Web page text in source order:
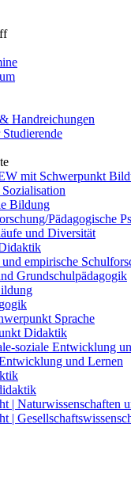
Handreichungen
mit Schwerpunkt
Bildung
Pädagogische
und Diversität
empirische
Grundschulpädagogik
Sprache
Didaktik
soziale Entwicklung
und Lernen
| Naturwissenschaften
|